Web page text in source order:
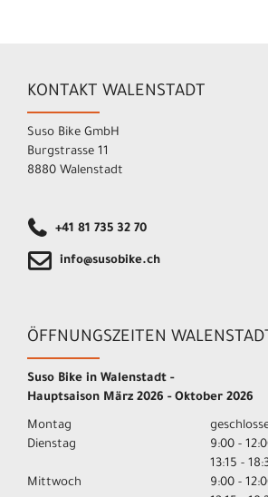
KONTAKT WALENSTADT
Suso Bike GmbH
Burgstrasse 11
8880 Walenstadt
+41 81 735 32 70
info@susobike.ch
ÖFFNUNGSZEITEN
Suso Bike in Walenstadt -
Hauptsaison März 2026 - Oktober 2026
Montag
Dienstag
9:00 -
13:15 -
Mittwoch
9:00 -